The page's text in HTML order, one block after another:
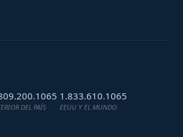
DEL PAÍS
1.833.610.1065
EEUU Y EL MUNDO